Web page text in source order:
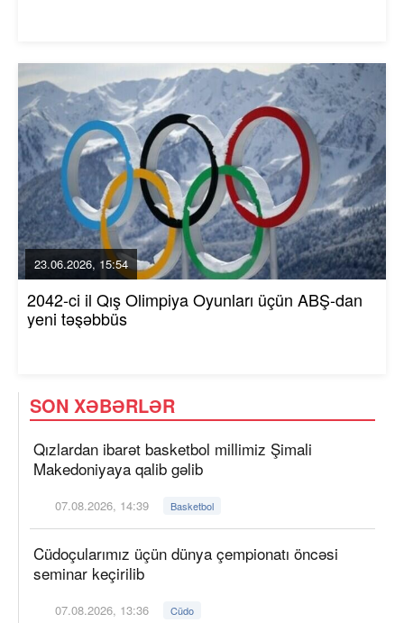
23.06.2026, 15:54
2042-ci il Qış Olimpiya Oyunları üçün ABŞ-dan
yeni təşəbbüs
SON XƏBƏRLƏR
Qızlardan ibarət basketbol millimiz Şimali
Makedoniyaya qalib gəlib
07.08.2026, 14:39 Basketbol
Cüdoçularımız üçün dünya çempionatı öncəsi
seminar keçirilib
07.08.2026, 13:36 Cüdo